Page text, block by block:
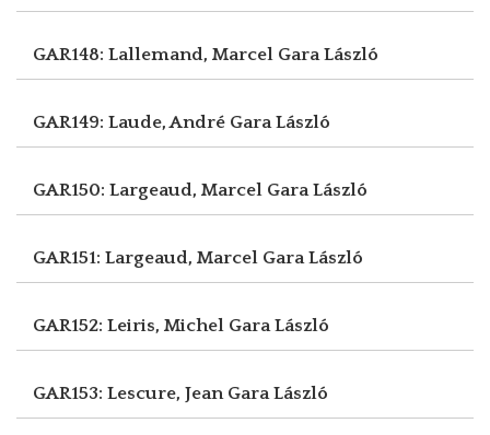
GAR148: Lallemand, Marcel Gara László
GAR149: Laude, André Gara László
GAR150: Largeaud, Marcel Gara László
GAR151: Largeaud, Marcel Gara László
GAR152: Leiris, Michel Gara László
GAR153: Lescure, Jean Gara László